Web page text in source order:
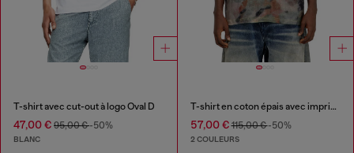
T-shirt avec cut-out à logo Oval D
47,00 € 95,00 €-50%
BLANC
T-shirt en coton épais avec imprimé camouflage
57,00 €115,00 €-50%
2 COULEURS